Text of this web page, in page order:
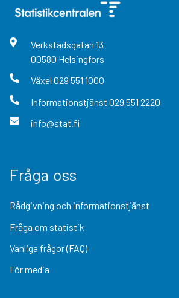
Verkstadsgatan 13
00580 Helsingfors
Växel 029 551 1000
Informationstjänst 029 551 2220
info@stat.fi
Fråga oss
Rådgivning och informationstjänst
Fråga om statistik
Vanliga frågor (FAQ)
För media